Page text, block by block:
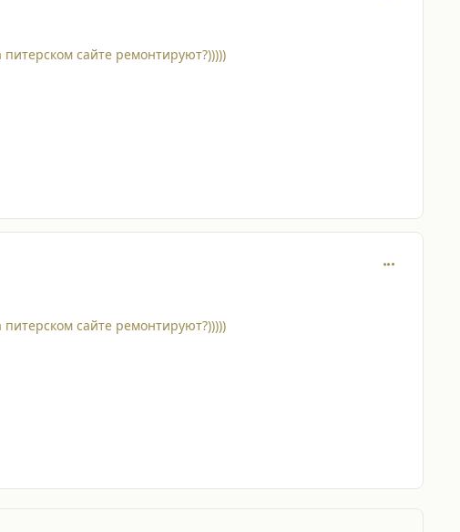
сайте ремонтируют?)))))
сайте ремонтируют?)))))